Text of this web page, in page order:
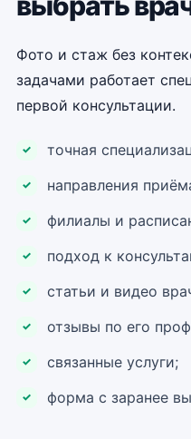
Фото и стаж без
задачами работает
первой консультации.
точная
направления
филиалы и
подход к
статьи и видео
отзывы по его
связанные услуги;
форма с заранее